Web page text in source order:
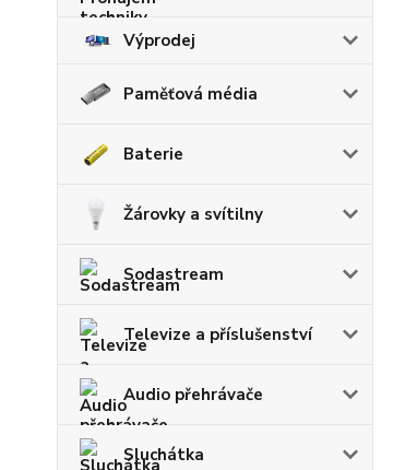
Výprodej
Paměťová média
Baterie
Žárovky a svítilny
Sodastream
Televize a příslušenství
Audio přehrávače
Sluchátka